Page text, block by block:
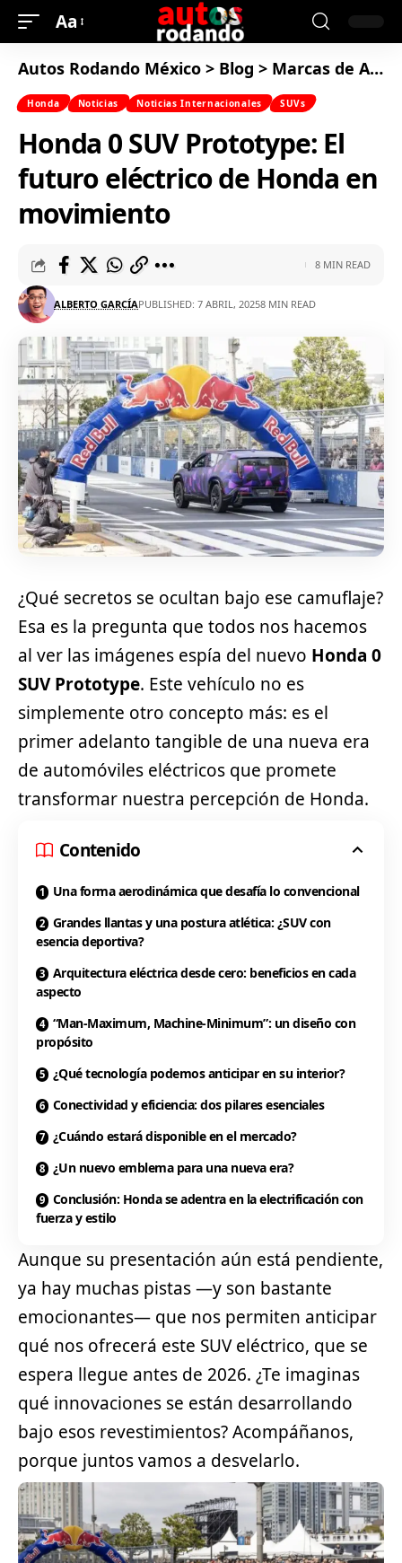
Aa
Autos Rodando México > Blog > Marcas de Autos
Honda Noticias Noticias Internacionales SUVs
Honda 0 SUV Prototype: El
futuro eléctrico de Honda en
movimiento
ALBERTO GARCÍAPUBLISHED: 7 ABRIL, 20258 MIN READ
8 MIN READ
¿Qué secretos se ocultan bajo ese camuflaje?
Esa es la pregunta que todos nos hacemos
al ver las imágenes espía del nuevo Honda 0
SUV Prototype. Este vehículo no es
simplemente otro concepto más: es el
primer adelanto tangible de una nueva era
de automóviles eléctricos que promete
transformar nuestra percepción de Honda.
Contenido
Una forma aerodinámica que desafía lo convencional
Grandes llantas y una postura atlética: ¿SUV con
esencia deportiva?
Arquitectura eléctrica desde cero: beneficios en cada
aspecto
“Man-Maximum, Machine-Minimum”: un diseño con
propósito
¿Qué tecnología podemos anticipar en su interior?
Conectividad y eficiencia: dos pilares esenciales
¿Cuándo estará disponible en el mercado?
¿Un nuevo emblema para una nueva era?
Conclusión: Honda se adentra en la electrificación con
fuerza y estilo
Aunque su presentación aún está pendiente,
ya hay muchas pistas —y son bastante
emocionantes— que nos permiten anticipar
qué nos ofrecerá este SUVeléctrico, que se
espera llegue antes de 2026. ¿Te imaginas
qué innovaciones se están desarrollando
bajo esos revestimientos? Acompáñanos,
porque juntos vamos a desvelarlo.